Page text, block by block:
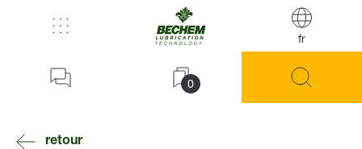
fr
0
retour